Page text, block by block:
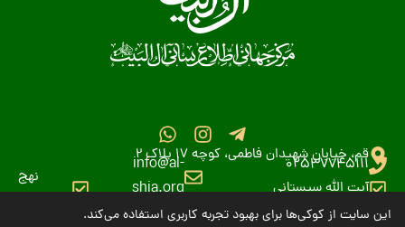
قم، خیابان شهیدان فاطمی، کوچه 17 پلاک 2
02537745111
آیت الله سیستانی
info@al-
shia.org
نهج
این سایت از کوکی‌ها برای بهبود تجربه کاربری استفاده می‌کند.